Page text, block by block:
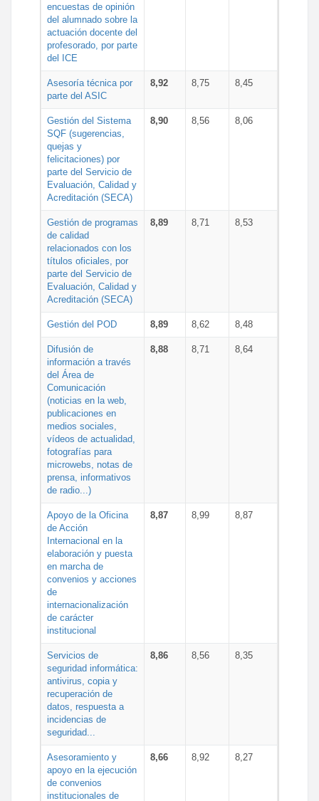
encuestas de opinión
del alumnado sobre la
actuación docente del
profesorado, por parte
del ICE
Asesoría técnica por
parte del ASIC
8,92 8,75 8,45
Gestión del Sistema
SQF (sugerencias,
quejas y
felicitaciones) por
parte del Servicio de
Evaluación, Calidad y
Acreditación (SECA)
8,90 8,56 8,06
Gestión de programas
de calidad
relacionados con los
títulos oficiales, por
parte del Servicio de
Evaluación, Calidad y
Acreditación (SECA)
8,89 8,71 8,53
Gestión del POD 8,89 8,62 8,48
Difusión de
información a través
del Área de
Comunicación
(noticias en la web,
publicaciones en
medios sociales,
vídeos de actualidad,
fotografías para
microwebs, notas de
prensa, informativos
de radio...)
8,88 8,71 8,64
Apoyo de la Oficina
de Acción
Internacional en la
elaboración y puesta
en marcha de
convenios y acciones
de
internacionalización
de carácter
institucional
8,87 8,99 8,87
Servicios de
seguridad informática:
antivirus, copia y
recuperación de
datos, respuesta a
incidencias de
seguridad...
8,86 8,56 8,35
Asesoramiento y
apoyo en la ejecución
de convenios
institucionales de
8,66 8,92 8,27